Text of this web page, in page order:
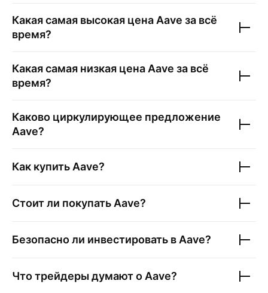
Какая самая высокая цена Aave за всё
время?
Какая самая низкая цена Aave за всё
время?
Каково циркулирующее предложение
Aave?
Как купить Aave?
Стоит ли покупать Aave?
Безопасно ли инвестировать в Aave?
Что трейдеры думают о Aave?